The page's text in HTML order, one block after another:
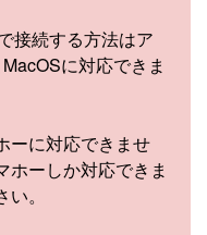
接続する方法はア
に対応できま
ーに対応できませ
ホーしか対応できま
。